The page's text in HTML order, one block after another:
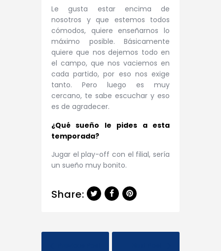
Le gusta estar encima de
nosotros y que estemos todos
cómodos, quiere enseñarnos lo
máximo posible. Básicamente
quiere que nos dejemos todo en
el campo, que nos vaciemos en
cada partido, por eso nos exige
tanto. Pero luego es muy
cercano, te sabe escuchar y eso
es de agradecer.
¿Qué sueño le pides a esta
temporada?
Jugar el play-off con el filial, sería
un sueño muy bonito.
Share: